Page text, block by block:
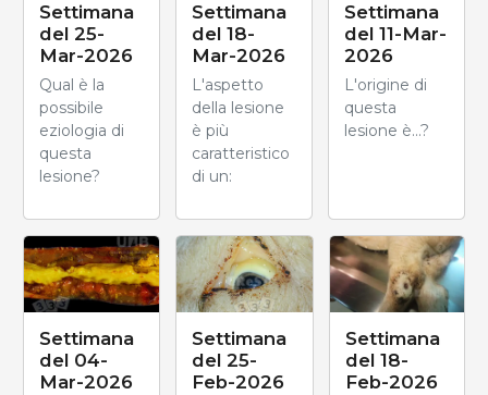
Settimana
del 25-
Mar-2026
Qual è la
possibile
eziologia di
questa
lesione?
Settimana
del 18-
Mar-2026
L'aspetto
della lesione
è più
caratteristico
di un:
Settimana
del 11-Mar-
2026
L'origine di
questa
lesione è...?
Settimana
del 04-
Mar-2026
Settimana
del 25-
Feb-2026
Settimana
del 18-
Feb-2026